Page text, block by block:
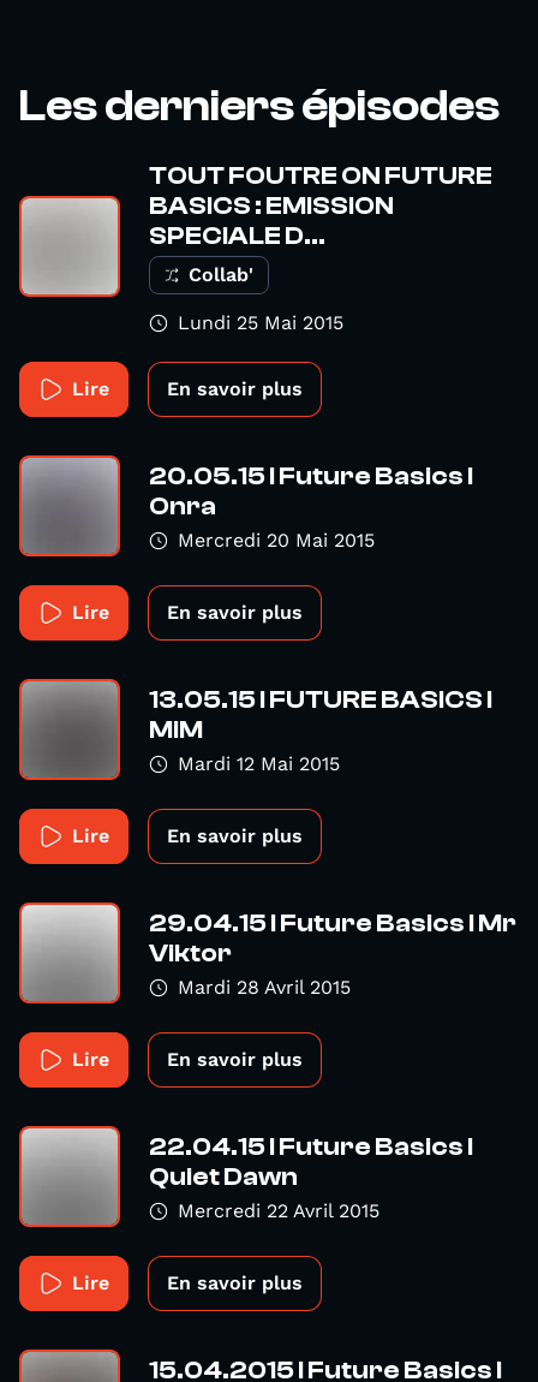
Les derniers épisodes
TOUT FOUTRE ON FUTURE
BASICS : EMISSION
SPECIALE D...
Collab'
Lundi 25 Mai 2015
Lire En savoir plus
20.05.15 I Future Basics I
Onra
Mercredi 20 Mai 2015
Lire En savoir plus
13.05.15 I FUTURE BASICS I
MiM
Mardi 12 Mai 2015
Lire En savoir plus
29.04.15 I Future Basics I Mr
Viktor
Mardi 28 Avril 2015
Lire En savoir plus
22.04.15 I Future Basics I
Quiet Dawn
Mercredi 22 Avril 2015
Lire En savoir plus
15.04.2015 I Future Basics I